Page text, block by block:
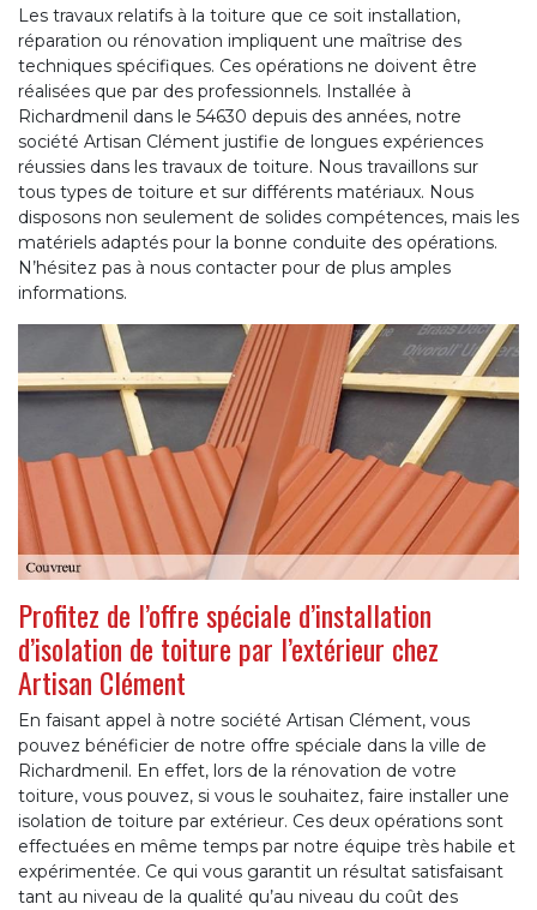
Les travaux relatifs à la toiture que ce soit installation,
réparation ou rénovation impliquent une maîtrise des
techniques spécifiques. Ces opérations ne doivent être
réalisées que par des professionnels. Installée à
Richardmenil dans le 54630 depuis des années, notre
société Artisan Clément justifie de longues expériences
réussies dans les travaux de toiture. Nous travaillons sur
tous types de toiture et sur différents matériaux. Nous
disposons non seulement de solides compétences, mais les
matériels adaptés pour la bonne conduite des opérations.
N’hésitez pas à nous contacter pour de plus amples
informations.
Profitez de l’offre spéciale d’installation
d’isolation de toiture par l’extérieur chez
Artisan Clément
En faisant appel à notre société Artisan Clément, vous
pouvez bénéficier de notre offre spéciale dans la ville de
Richardmenil. En effet, lors de la rénovation de votre
toiture, vous pouvez, si vous le souhaitez, faire installer une
isolation de toiture par extérieur. Ces deux opérations sont
effectuées en même temps par notre équipe très habile et
expérimentée. Ce qui vous garantit un résultat satisfaisant
tant au niveau de la qualité qu’au niveau du coût des